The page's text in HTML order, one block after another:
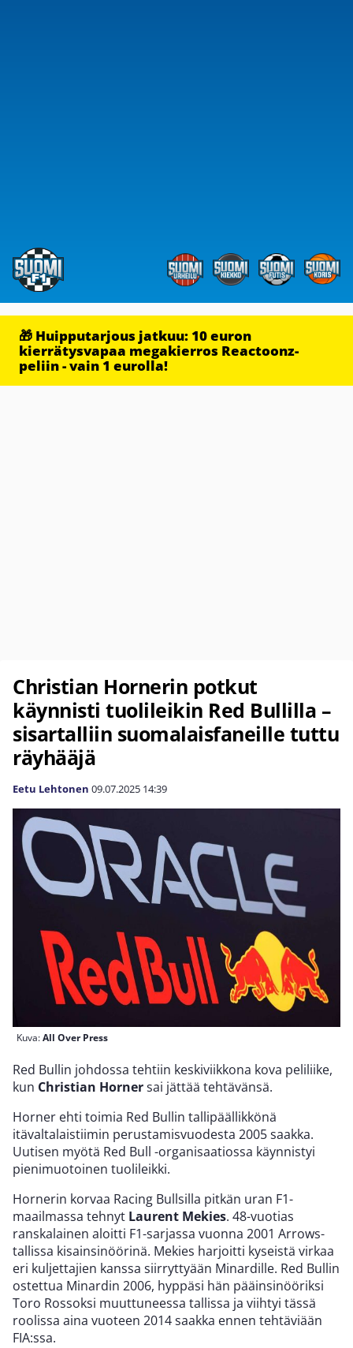
🎁 Huipputarjous jatkuu: 10 euron
kierrätysvapaa megakierros Reactoonz-
peliin - vain 1 eurolla!
Christian Hornerin potkut
käynnisti tuolileikin Red Bullilla –
sisartalliin suomalaisfaneille tuttu
räyhääjä
Eetu Lehtonen 09.07.2025 14:39
Kuva:All Over Press
Red Bullin johdossa tehtiin keskiviikkona kova peliliike,
kun Christian Hornersai jättää tehtävänsä.
Horner ehti toimia Red Bullin tallipäällikkönä
itävaltalaistiimin perustamisvuodesta 2005 saakka.
Uutisen myötä Red Bull -organisaatiossa käynnistyi
pienimuotoinen tuolileikki.
Hornerin korvaa Racing Bullsilla pitkän uran F1-
maailmassa tehnyt Laurent Mekies. 48-vuotias
ranskalainen aloitti F1-sarjassa vuonna 2001 Arrows-
tallissa kisainsinöörinä. Mekies harjoitti kyseistä virkaa
eri kuljettajien kanssa siirryttyään Minardille. Red Bullin
ostettua Minardin 2006, hyppäsi hän pääinsinööriksi
Toro Rossoksi muuttuneessa tallissa ja viihtyi tässä
roolissa aina vuoteen 2014 saakka ennen tehtäviään
FIA:ssa.